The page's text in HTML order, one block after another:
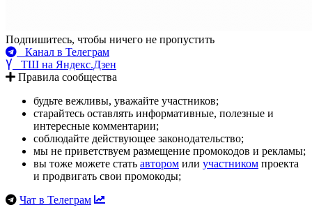
Подпишитесь, чтобы ничего не пропустить
Канал в Телеграм
ТШ на Яндекс.Дзен
Правила сообщества
будьте вежливы, уважайте участников;
старайтесь оставлять информативные, полезные и
интересные комментарии;
соблюдайте действующее законодательство;
мы не приветствуем размещение промокодов и рекламы;
вы тоже можете стать автором или участником проекта
и продвигать свои промокоды;
Чат в Телеграм